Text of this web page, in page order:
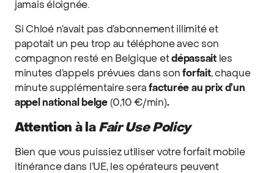
jamais éloignée.
Si Chloé n’avait pas d’abonnement illimité et
papotait un peu trop au téléphone avec son
compagnon resté en Belgique etdépassaitles
minutes d’appels prévues dans sonforfait, chaque
minute supplémentaire serafacturée au prix d’un
appel national belge(0,10 €/min).
Attention à la Fair Use Policy
Bien que vous puissiez utiliser votre forfait mobile
itinérance dans l’UE, les opérateurs peuvent